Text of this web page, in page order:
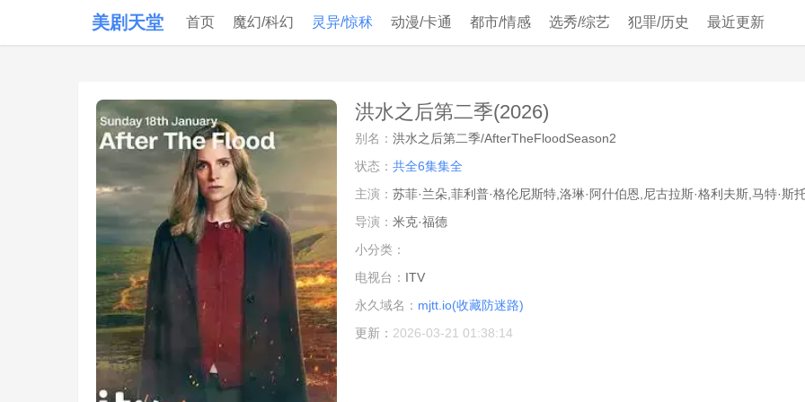
美剧天堂 首页 魔幻/科幻 灵异/惊秫 动漫/卡通 都市/情感 选秀/综艺 犯罪/历史 最近更新
洪水之后第二季(2026)
别名： 洪水之后第二季/AfterTheFloodSeason2
状态： 共全6集集全
主演： 苏菲·兰朵,菲利普·格伦尼斯特,洛琳·阿什伯恩,尼古拉斯·格利夫斯,马特·斯
导演： 米克·福德
小分类：
电视台： ITV
永久域名： mjtt.io(收藏防迷路)
更新： 2026-03-21 01:38:14